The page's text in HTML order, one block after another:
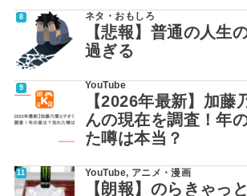
ネタ・おもしろ
【悲報】普通の人生
過ぎる
YouTube
【2026年最新】加藤
んの現在を調査！年
た噂は本当？
YouTube, アニメ・漫画
【朗報】のらきゃっ